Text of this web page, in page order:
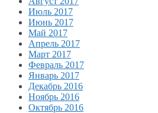
Июль 2017
Июнь 2017
Май 2017
Апрель 2017
Март 2017
Февраль 2017
Январь 2017
Декабрь 2016
Ноябрь 2016
Октябрь 2016